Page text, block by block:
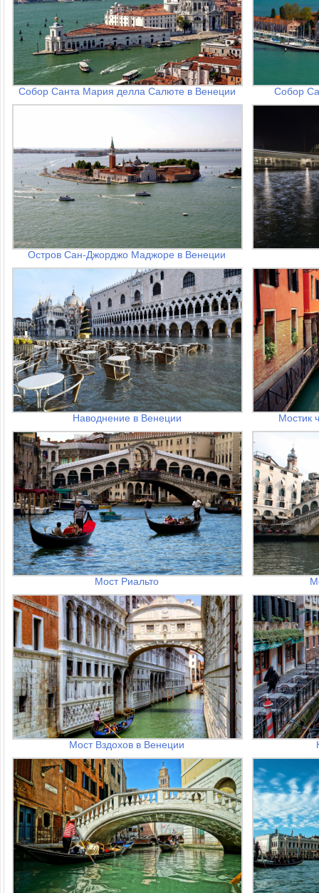
Собор Санта Мария делла Салюте в Венеции Собор
Остров Сан-Джорджо Маджоре в Венеции
Наводнение в Венеции Мостик
Мост Риальто
Мост Вздохов в Венеции